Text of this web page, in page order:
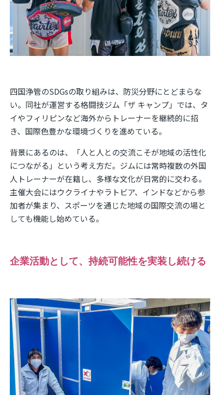
四国浄管のSDGsの取り組みは、防災分野にとどまらな
い。同社が運営する格闘技ジム「ザ キャンプ」では、タ
イやフィリピンなど海外からトレーナーを継続的に招
き、国際色豊かな環境づくりを進めている。
背景にあるのは、「人と人との交流こそが地域の活性化
につながる」という考え方だ。ジムには常時複数の外国
人トレーナーが在籍し、多様な文化が日常的に交わる。
主催大会にはウクライナやラトビア、インドなどから参
加者が集まり、スポーツを通じた地域の国際交流の場と
しても機能し始めている。
企業活動として、持続可能性を実装し続ける